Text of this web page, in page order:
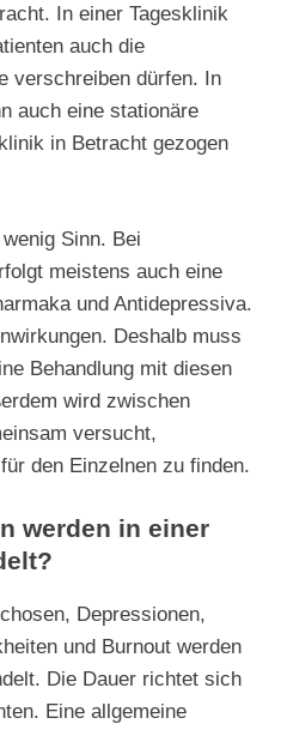
In einer Tagesklinik
auch die
verschreiben dürfen. In
auch eine stationäre
in Betracht gezogen
Sinn. Bei
meistens auch eine
und Antidepressiva.
Deshalb muss
Behandlung mit diesen
wird zwischen
versucht,
den Einzelnen zu finden.
werden in einer
Depressionen,
und Burnout werden
Die Dauer richtet sich
Eine allgemeine